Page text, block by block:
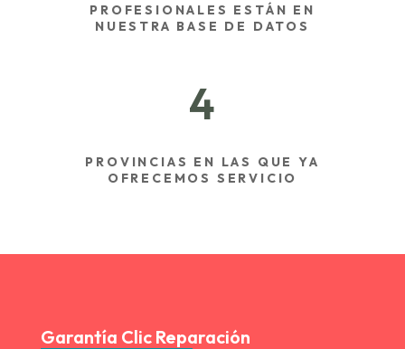
PROFESIONALES ESTÁN EN
NUESTRA BASE DE DATOS
4
PROVINCIAS EN LAS QUE YA
OFRECEMOS SERVICIO
Garantía Clic Reparación